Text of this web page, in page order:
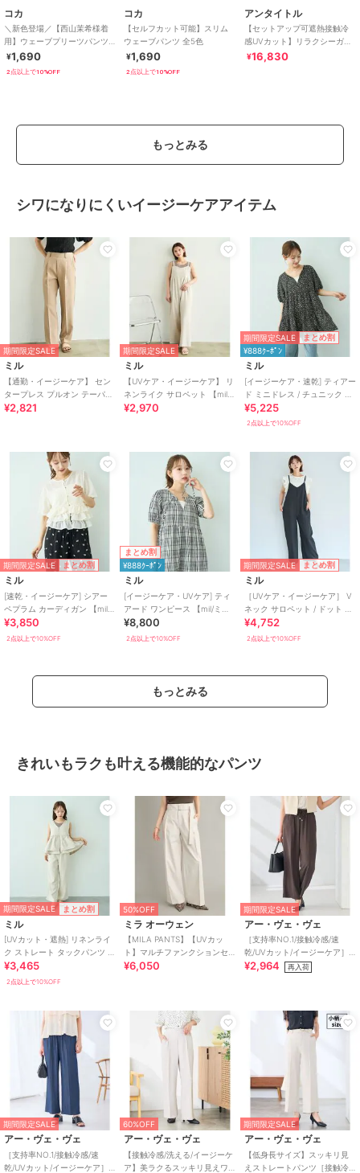
コカ
＼新色登場／【西山茉希様着
用】ウェーブプリーツパンツ
全12色 / セルフカット可能
¥1,690
2点以上で10%OFF
コカ
【セルフカット可能】スリム
ウェーブパンツ 全5色
¥1,690
2点以上で10%OFF
アンタイトル
【セットアップ可遮熱接触冷
感UVカット】リラクシーガウ
チョパンツ
¥16,830
もっとみる
シワになりにくいイージーケアアイテム
期間限定SALE
ミル
【通勤・イージーケア】 セン
タープレス プルオン テーパー
ドパンツ / 新色登場♪ 【mil/ミ
¥2,821
期間限定SALE
ミル
【UVケア・イージーケア】 リ
ネンライク サロペット 【mil/
ミル】
¥2,970
期間限定SALE まとめ割
¥888ｸｰﾎﾟﾝ
ミル
[イージーケア・速乾] ティアー
ド ミニドレス / チュニック ブ
ラウス 【mil/ミル】
¥5,225
2点以上で10%OFF
期間限定SALE まとめ割
ミル
[速乾・イージーケア] シアー
ペプラム カーディガン 【mil/
ミル】
¥3,850
2点以上で10%OFF
まとめ割
¥888ｸｰﾎﾟﾝ
ミル
[イージーケア・UVケア] ティ
アード ワンピース 【mil/ミ
ル】
¥8,800
2点以上で10%OFF
期間限定SALE まとめ割
ミル
［UVケア・イージーケア］ V
ネック サロペット / ドット 無
地 【mil/ミル】
¥4,752
2点以上で10%OFF
もっとみる
きれいもラクも叶える機能的なパンツ
期間限定SALE まとめ割
ミル
[UVカット・遮熱] リネンライ
ク ストレート タックパンツ /
セットアップ【mil/ミル】
¥3,465
2点以上で10%OFF
50%OFF
ミラ オーウェン
【MILA PANTS】【UVカッ
ト】マルチファンクションセ
ミワイドタックパンツ
¥6,050
期間限定SALE
アー・ヴェ・ヴェ
［支持率NO.1/接触冷感/速
乾/UVカット/イージーケア］
イージーワイドパンツ【WEB
¥2,964 再入荷
期間限定SALE
アー・ヴェ・ヴェ
［支持率NO.1/接触冷感/速
乾/UVカット/イージーケア］
60%OFF
アー・ヴェ・ヴェ
【接触冷感/洗える/イージーケ
ア】美ラクるスッキリ見えワ
期間限定SALE
アー・ヴェ・ヴェ
【低身長サイズ】スッキリ見
えストレートパンツ［接触冷